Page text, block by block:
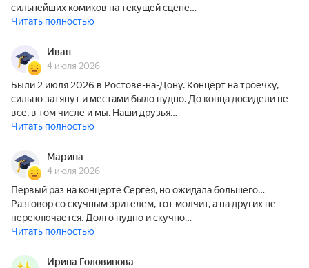
сильнейших комиков на текущей сцене…
Читать полностью
Иван
4 июля 2026
Были 2 июля 2026 в Ростове-на-Дону. Концерт на троечку,
сильно затянут и местами было нудно. До конца досидели не
все, в том числе и мы. Наши друзья…
Читать полностью
Марина
4 июля 2026
Первый раз на концерте Сергея, но ожидала большего…
Разговор со скучным зрителем, тот молчит, а на других не
переключается. Долго нудно и скучно…
Читать полностью
Ирина Головинова